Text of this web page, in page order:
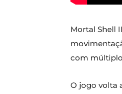
Mortal Shell
com
O jogo volta